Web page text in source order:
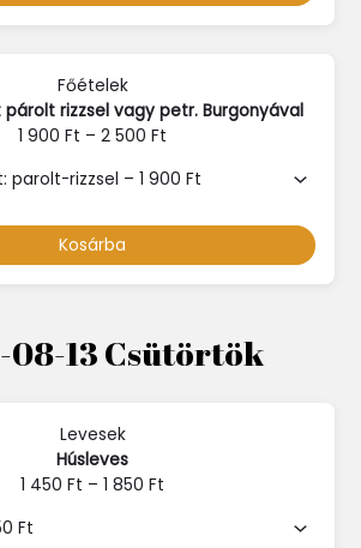
Főételek
rizzsel vagy petr. Burgonyával
1 900 Ft – 2 500 Ft
Kosárba
08-13 Csütörtök
Levesek
Húsleves
1 450 Ft – 1 850 Ft